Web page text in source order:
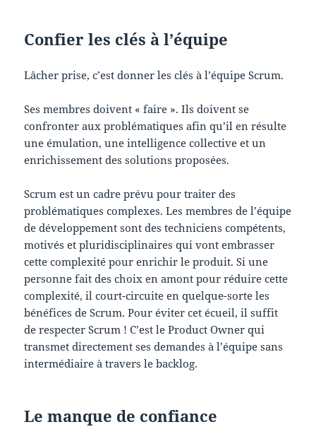
Confier les clés à l’équipe
Lâcher prise, c’est donner les clés à l’équipe Scrum.
Ses membres doivent « faire ». Ils doivent se
confronter aux problématiques afin qu’il en résulte
une émulation, une intelligence collective et un
enrichissement des solutions proposées.
Scrum est un cadre prévu pour traiter des
problématiques complexes. Les membres de l’équipe
de développement sont des techniciens compétents,
motivés et pluridisciplinaires qui vont embrasser
cette complexité pour enrichir le produit. Si une
personne fait des choix en amont pour réduire cette
complexité, il court-circuite en quelque-sorte les
bénéfices de Scrum. Pour éviter cet écueil, il suffit
de respecter Scrum ! C’est le Product Owner qui
transmet directement ses demandes à l’équipe sans
intermédiaire à travers le backlog.
Le manque de confiance